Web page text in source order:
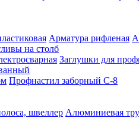
Арматура рифленая
на столб
Заглушки для
Профнастил заборный С-8
швеллер Алюминиевая